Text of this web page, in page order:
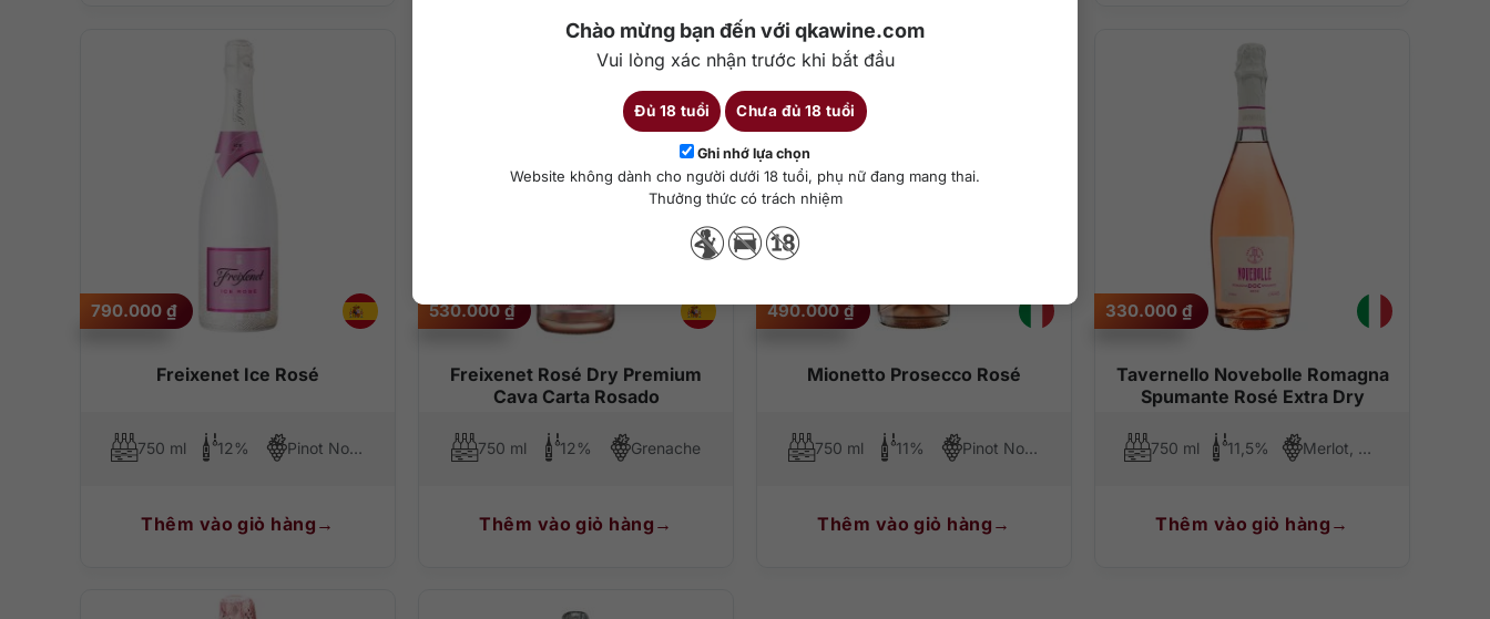
Chào mừng bạn đến với qkawine.com
Vui lòng xác nhận trước khi bắt đầu
Đủ 18 tuổi Chưa đủ 18 tuổi
Ghi nhớ lựa chọn
Website không dành cho người dưới 18 tuổi, phụ nữ đang mang thai.
Thưởng thức có trách nhiệm
Freixenet Ice Rosé
790.000 ₫
750 ml 12% Pinot Noir, Chardonnay, Grenache
Thêm vào giỏ hàng
Freixenet Rosé Dry Premium
Cava Carta Rosado
530.000₫
750 ml 12% Grenache
Thêm vào giỏ hàng
Mionetto Prosecco Rosé
490.000₫
750 ml 11% Pinot Noir, Glera
Thêm vào giỏ hàng
Tavernello Novebolle Romagna
Spumante Rosé Extra Dry
330.000 ₫
750 ml 11,5% Merlot, Sangiovese
Thêm vào giỏ hàng